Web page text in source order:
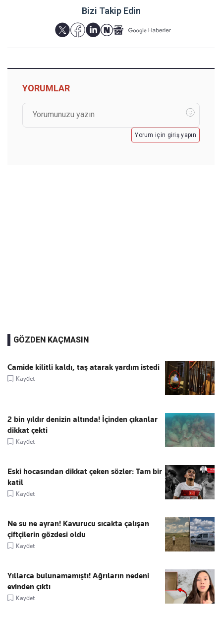
Bizi Takip Edin
YORUMLAR
Yorum için giriş yapın
GÖZDEN KAÇMASIN
Camide kilitli kaldı, taş atarak yardım istedi
Kaydet
2 bin yıldır denizin altında! İçinden çıkanlar
dikkat çekti
Kaydet
Eski hocasından dikkat çeken sözler: Tam bir
katil
Kaydet
Ne su ne ayran! Kavurucu sıcakta çalışan
çiftçilerin gözdesi oldu
Kaydet
Yıllarca bulunamamıştı! Ağrıların nedeni
evinden çıktı
Kaydet